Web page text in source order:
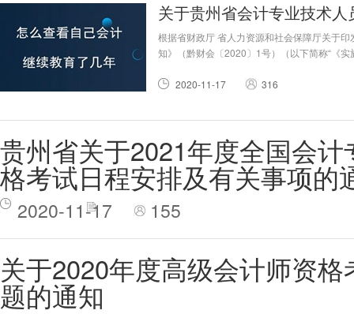
关于贵州省会计专业技术
根据省财政厅 省人力资源和社会保障厅关于
知》（黔财会〔2020〕1号）（以下简称“《
2020-11-17
316
贵州省关于2021年度全国会
格考试日程安排及有关事项的
2020-11-17 155
关于2020年度高级会计师资
题的通知